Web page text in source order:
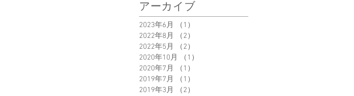
アーカイブ
2023年6月 （1）
2022年8月
（2）
2022年5月
（2）
2020年10月
（1）
2020年7月
（1）
2019年7月
（1）
2019年3月
（2）